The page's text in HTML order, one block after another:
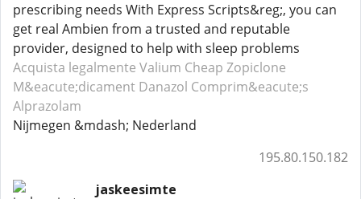
prescribing needs With Express Scripts&reg;, you can
get real Ambien from a trusted and reputable
provider, designed to help with sleep problems
Acquista legalmente Valium Cheap Zopiclone
M&eacute;dicament Danazol Comprim&eacute;s
Alprazolam
Nijmegen &mdash; Nederland
195.80.150.182
jaskeesimte